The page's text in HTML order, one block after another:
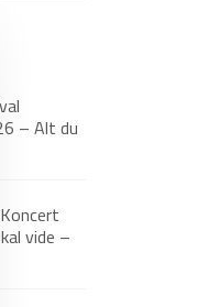
du at
– Alt du
Koncert
vide –